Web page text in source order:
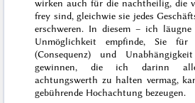
wirken auch für die nachtheilig, die
frey sind, gleichwie sie jedes
erschweren. In diesem– ich läugne
Unmöglichkeit empfinde, Sie für
(Consequenz) und
gewinnen, die ich darinn
achtungswerth zu halten vermag,
gebührende Hochachtung bezeugen.